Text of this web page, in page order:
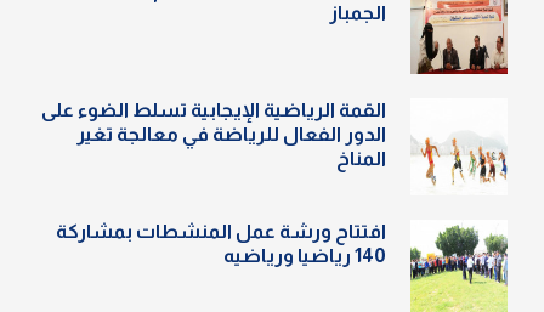
الجمباز
القمة الرياضية الإيجابية تسلط الضوء على
الدور الفعال للرياضة في معالجة تغير
المناخ
افتتاح ورشة عمل المنشطات بمشاركة
140 رياضيا ورياضيه